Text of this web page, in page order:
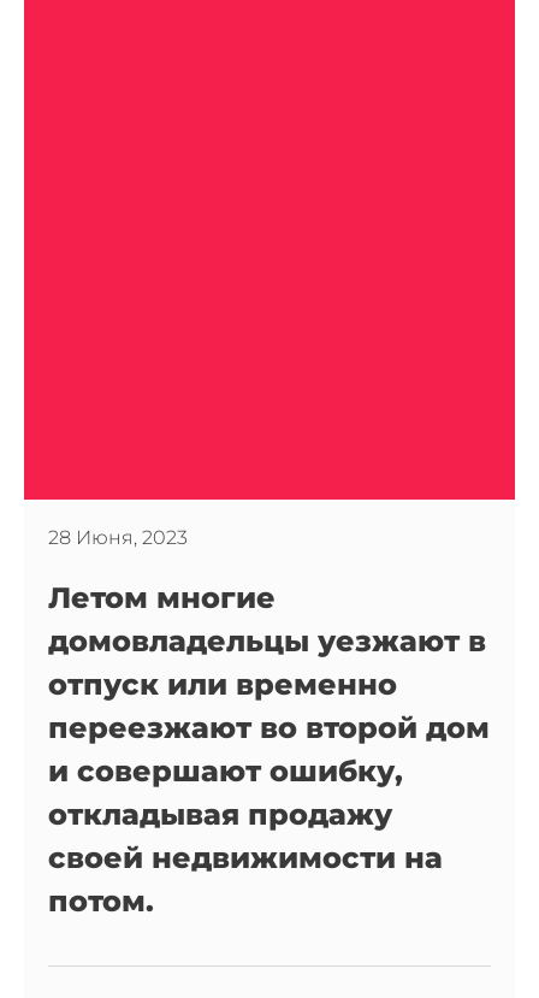
Летом многие
домовладельцы уезжают в
отпуск или временно
переезжают во второй дом
и совершают ошибку,
откладывая продажу
своей недвижимости на
потом.